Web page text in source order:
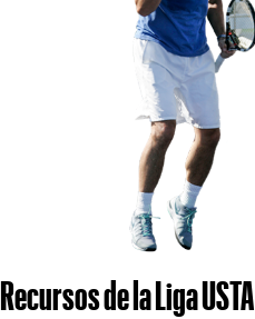
Recursos de la Liga USTA